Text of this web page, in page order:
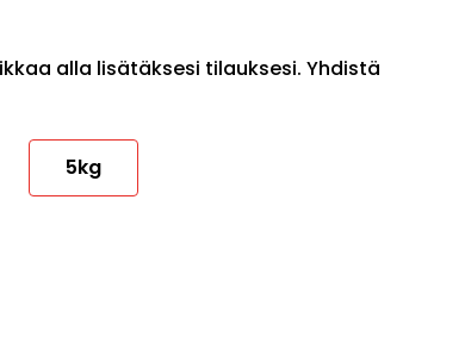
alla lisätäksesi tilauksesi. Yhdistä
5kg